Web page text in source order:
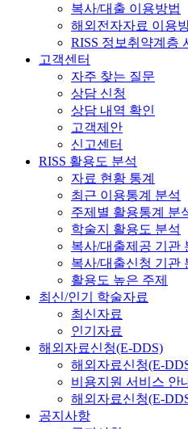
복사/대출 이용방법
해외전자자료 이용
RISS 정보취약계층
고객센터
자주 찾는 질문
상담 신청
상담 내역 확인
고객제안
신고센터
RISS 활용도 분석
자료 현황 통계
최근 이용통계 분석
주제별 활용통계 분
학술지 활용도 분석
복사/대출제공 기관
복사/대출신청 기관
활용도 높은 주제
최신/인기 학술자료
최신자료
인기자료
해외자료신청(E-DDS)
해외자료신청(E-
비용지원 서비스 안
해외자료신청(E-
공지사항